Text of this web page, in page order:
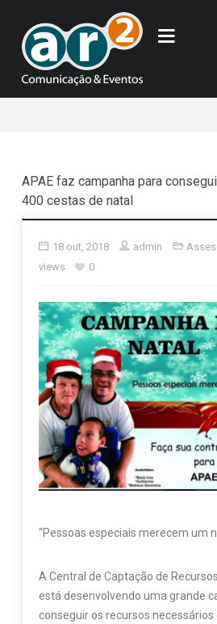
APAE faz campanha para
400 cestas de natal
18 out, 2018 admin
views
0
“Pessoas especiais merecem um
A Central de Captação de
está desenvolvendo uma grande
conseguir os recursos